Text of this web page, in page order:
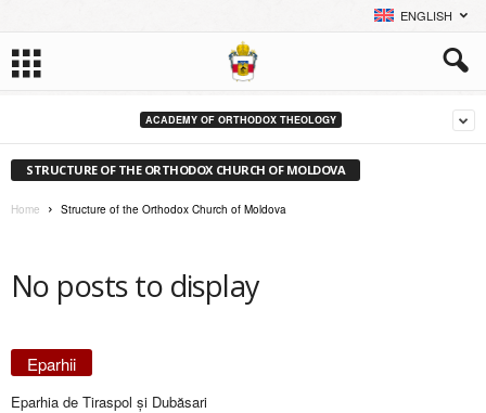
ENGLISH
ACADEMY OF ORTHODOX THEOLOGY
STRUCTURE OF THE ORTHODOX CHURCH OF MOLDOVA
Home Structure of the Orthodox Church of Moldova
No posts to display
Eparhii
Eparhia de Tiraspol și Dubăsari